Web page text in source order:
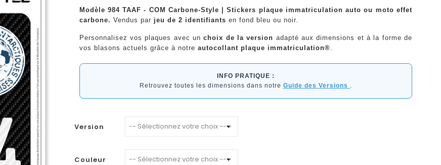
Modèle 984 TAAF - COM Carbone-Style | Stickers plaque immatriculation auto ou moto effet
carbone. Vendus par jeu de 2 identifiants en fond bleu ou noir.
Personnalisez vos plaques avec unchoix de la version adapté aux dimensions et à la forme de
vos blasons actuels grâce à notre autocollant plaque immatriculation®
INFO PRATIQUE :
Retrouvez toutes les dimensions dans notre Guide des Versions
Version
Couleur